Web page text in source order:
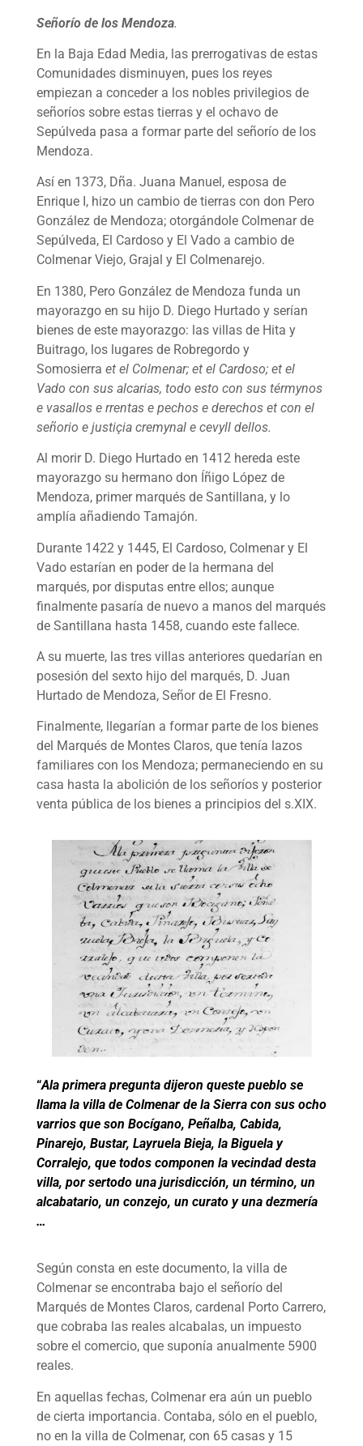
Señorío de los Mendoza.
En la Baja Edad Media, las prerrogativas de estas
Comunidades disminuyen, pues los reyes
empiezan a conceder a los nobles privilegios de
señoríos sobre estas tierras y el ochavo de
Sepúlveda pasa a formar parte del señorío de los
Mendoza.
Así en 1373, Dña. Juana Manuel, esposa de
Enrique I, hizo un cambio de tierras con don Pero
González de Mendoza; otorgándole Colmenar de
Sepúlveda, El Cardoso y El Vado a cambio de
Colmenar Viejo, Grajal y El Colmenarejo.
En 1380, Pero González de Mendoza funda un
mayorazgo en su hijo D. Diego Hurtado y serían
bienes de este mayorazgo: las villas de Hita y
Buitrago, los lugares de Robregordo y
Somosierra et el Colmenar; et el Cardoso; et el
Vado con sus alcarias, todo esto con sus térmynos
e vasallos e rrentas e pechos e derechos et con el
señorio e justiçia cremynal e cevyll dellos.
Al morir D. Diego Hurtado en 1412 hereda este
mayorazgo su hermano don Íñigo López de
Mendoza, primer marqués de Santillana, y lo
amplía añadiendo Tamajón.
Durante 1422 y 1445, El Cardoso, Colmenar y El
Vado estarían en poder de la hermana del
marqués, por disputas entre ellos; aunque
finalmente pasaría de nuevo a manos del marqués
de Santillana hasta 1458, cuando este fallece.
A su muerte, las tres villas anteriores quedarían en
posesión del sexto hijo del marqués, D. Juan
Hurtado de Mendoza, Señor de El Fresno.
Finalmente, llegarían a formar parte de los bienes
del Marqués de Montes Claros, que tenía lazos
familiares con los Mendoza; permaneciendo en su
casa hasta la abolición de los señoríos y posterior
venta pública de los bienes a principios del s.XIX.
“Ala primera pregunta dijeron queste pueblo se
llama la villa de Colmenar de la Sierra con sus ocho
varrios que son Bocígano, Peñalba, Cabida,
Pinarejo, Bustar, Layruela Bieja, la Biguela y
Corralejo, que todos componen la vecindad desta
villa, por sertodo una jurisdicción, un término, un
alcabatario, un conzejo, un curato y una dezmería
…
Según consta en este documento, la villa de
Colmenar se encontraba bajo el señorío del
Marqués de Montes Claros, cardenal Porto Carrero,
que cobraba las reales alcabalas, un impuesto
sobre el comercio, que suponía anualmente 5900
reales.
En aquellas fechas, Colmenar era aún un pueblo
de cierta importancia. Contaba, sólo en el pueblo,
no en la villa de Colmenar, con 65 casas y 15